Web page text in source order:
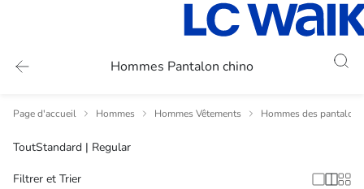
Hommes Pantalon chino
Page d'accueil Hommes Hommes Vêtements Hommes des pantalons
ToutStandard | Regular
Filtrer et Trier